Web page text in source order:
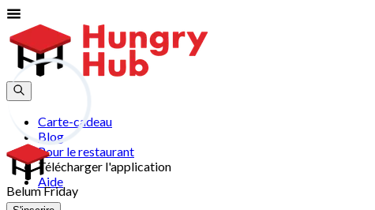
Carte-cadeau
Blog
Pour le restaurant
Télécharger l'application
Aide
Belum Friday